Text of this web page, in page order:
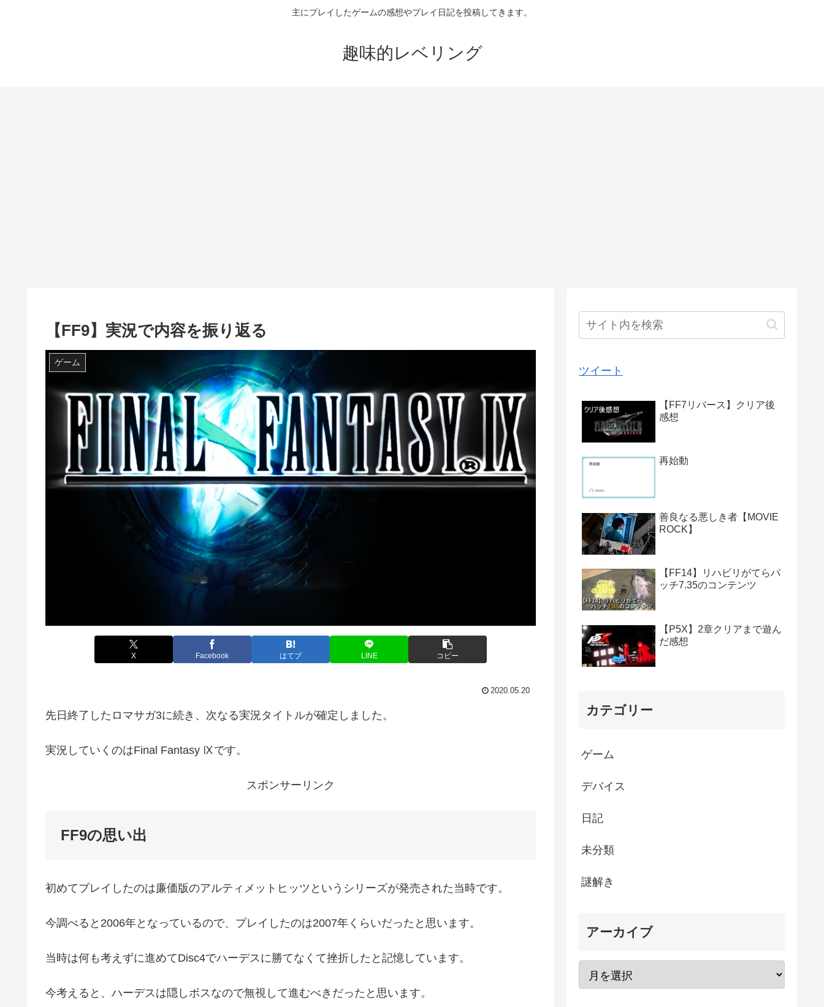
主にプレイしたゲームの感想やプレイ日記を投稿してきます。
趣味的レベリング
【FF9】実況で内容を振り返る
ゲーム
X Facebook はてブ LINE コピー
2020.05.20
先日終了したロマサガ3に続き、次なる実況タイトルが確定しました。
実況していくのはFinal Fantasy Ⅸです。
スポンサーリンク
FF9の思い出
初めてプレイしたのは廉価版のアルティメットヒッツというシリーズが発売された当時です。
今調べると2006年となっているので、プレイしたのは2007年くらいだったと思います。
当時は何も考えずに進めてDisc4でハーデスに勝てなくて挫折したと記憶しています。
今考えると、ハーデスは隠しボスなので無視して進むべきだったと思います。
ツイート
【FF7リバース】クリア後
感想
再始動
善良なる悪しき者【MOVIE
ROCK】
【FF14】リハビリがてらパ
ッチ7.35のコンテンツ
【P5X】2章クリアまで遊ん
だ感想
カテゴリー
ゲーム
デバイス
日記
未分類
謎解き
アーカイブ